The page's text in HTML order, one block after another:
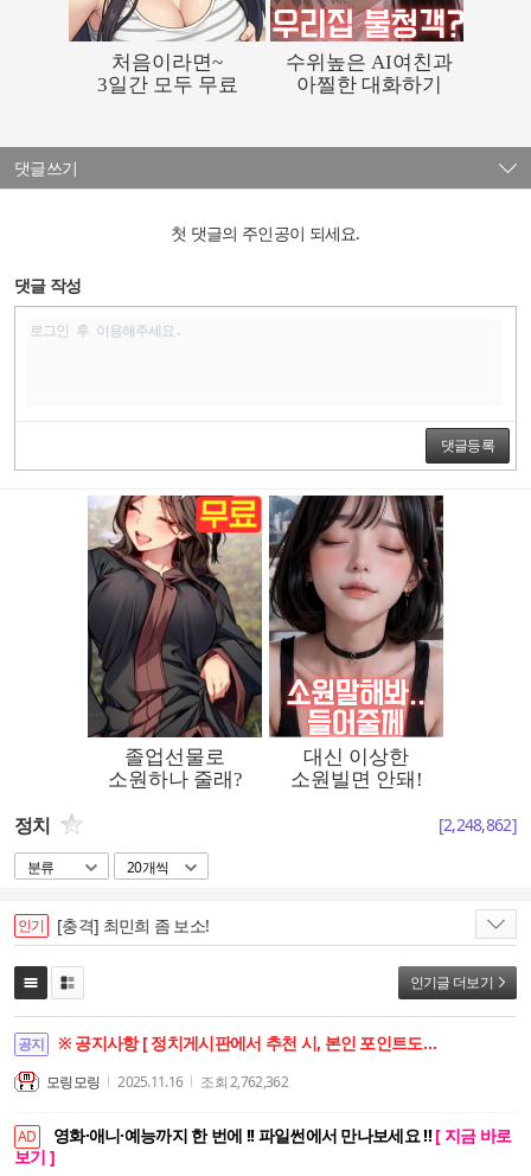
댓글쓰기
첫 댓글의 주인공이 되세요.
댓글 작성
댓글등록
정치 [2,248,862]
분류 20개씩
인기 [충격] 최민희 좀 보소!
인기글 더보기
공지 ※ 공지사항 [ 정치게시판에서 추천 시, 본인 포인트도 함께 상승합니다. ]
모링모링 2025.11.16 조회2,762,362
AD 영화·애니·예능까지 한 번에 !! 파일썬에서 만나보세요 !! [ 지금 바로
보기 ]